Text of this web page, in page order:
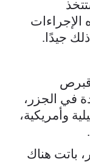
الإجراءات
جيدًا.
في الجزر،
وأمريكية،
باتت هناك